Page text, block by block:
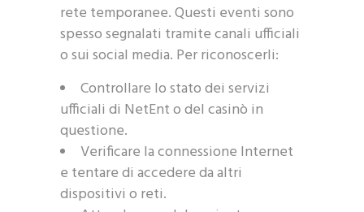
rete temporanee. Questi eventi sono
spesso segnalati tramite canali ufficiali
o sui social media. Per riconoscerli:
Controllare lo stato dei servizi
ufficiali di NetEnt o del casinò in
questione.
Verificare la connessione Internet
e tentare di accedere da altri
dispositivi o reti.